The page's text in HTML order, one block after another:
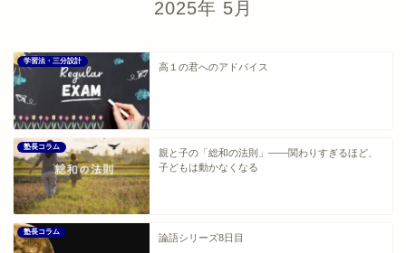
2025年 5月
学習法・三分設計
高１の君へのアドバイス
塾長コラム
親と子の「総和の法則」――関わりすぎるほど、
子どもは動かなくなる
塾長コラム
論語シリーズ8日目